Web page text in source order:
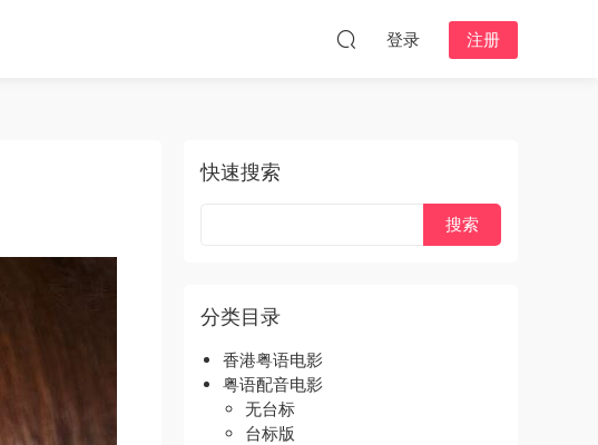
登录 注册
快速搜索
分类目录
香港粤语电影
粤语配音电影
无台标
台标版